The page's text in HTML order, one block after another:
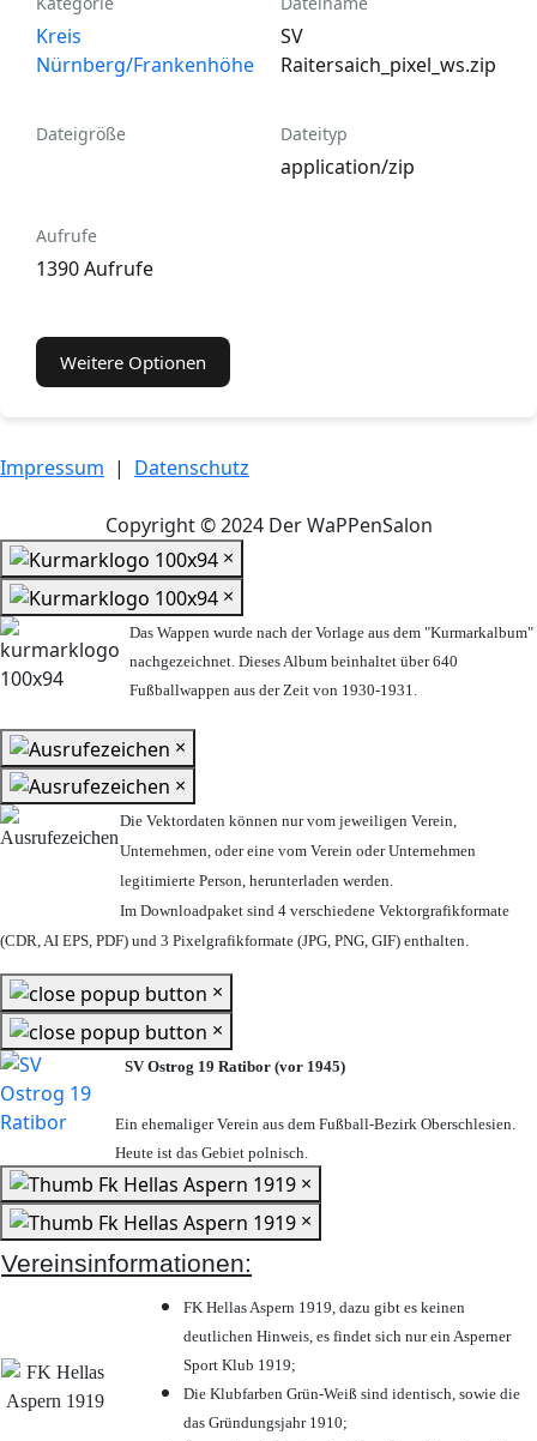
Kreis
Nürnberg/Frankenhöhe
SV
Raitersaich_pixel_ws.zip
Dateigröße Dateityp
application/zip
Aufrufe
1390 Aufrufe
Weitere Optionen
Impressum | Datenschutz
Copyright © 2024 Der WaPPenSalon
×
×
Das Wappen wurde nach der Vorlage aus dem "Kurmarkalbum"
nachgezeichnet. Dieses Album beinhaltet über 640
Fußballwappen aus der Zeit von 1930-1931.
×
×
Die Vektordaten können nur vom jeweiligen Verein,
Unternehmen, oder eine vom Verein oder Unternehmen
legitimierte Person, herunterladen werden.
Im Downloadpaket sind 4 verschiedene Vektorgrafikformate
(CDR, AI EPS, PDF) und 3 Pixelgrafikformate (JPG, PNG, GIF) enthalten.
×
×
SV Ostrog 19 Ratibor (vor 1945)
Ein ehemaliger Verein aus dem Fußball-Bezirk Oberschlesien.
Heute ist das Gebiet polnisch.
×
×
Vereinsinformationen:
FK Hellas Aspern 1919, dazu gibt es keinen
deutlichen Hinweis, es findet sich nur ein Asperner
Sport Klub 1919;
Die Klubfarben Grün-Weiß sind identisch, sowie die
das Gründungsjahr 1910;